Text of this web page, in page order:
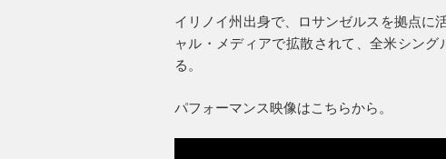
イリノイ州出身で、ロサンゼルスを拠点に
ャル・メディアで拡散されて、全米シン
る。
パフォーマンス映像はこちらから。